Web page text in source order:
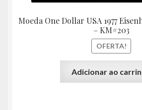
Moeda One Dollar USA 1977
– KM#203
OFERTA!
Adicionar ao